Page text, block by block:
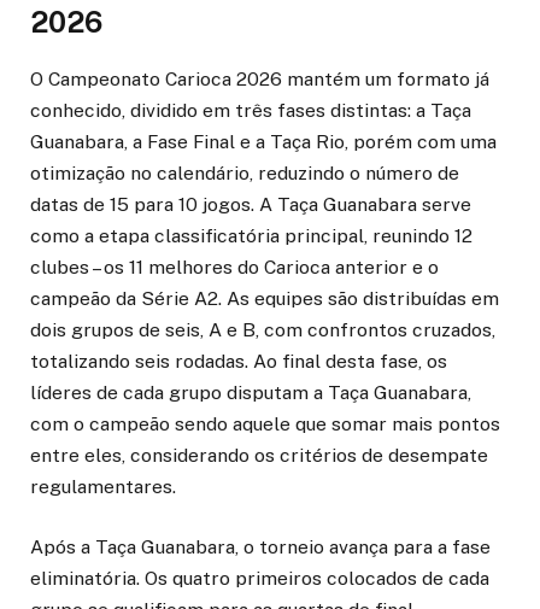
2026
O Campeonato Carioca 2026 mantém um formato já
conhecido, dividido em três fases distintas: a Taça
Guanabara, a Fase Final e a Taça Rio, porém com uma
otimização no calendário, reduzindo o número de
datas de 15 para 10 jogos. A Taça Guanabara serve
como a etapa classificatória principal, reunindo 12
clubes – os 11 melhores do Carioca anterior e o
campeão da Série A2. As equipes são distribuídas em
dois grupos de seis, A e B, com confrontos cruzados,
totalizando seis rodadas. Ao final desta fase, os
líderes de cada grupo disputam a Taça Guanabara,
com o campeão sendo aquele que somar mais pontos
entre eles, considerando os critérios de desempate
regulamentares.
Após a Taça Guanabara, o torneio avança para a fase
eliminatória. Os quatro primeiros colocados de cada